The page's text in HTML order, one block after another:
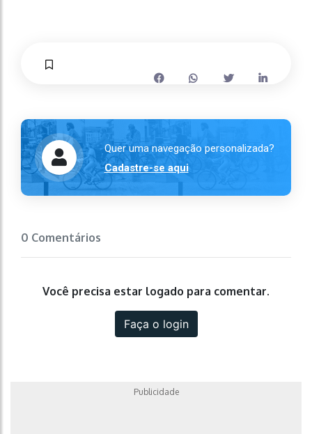
Quer uma navegação personalizada?
Cadastre-se aqui
0 Comentários
Você precisa estar logado para comentar.
Faça o login
Publicidade